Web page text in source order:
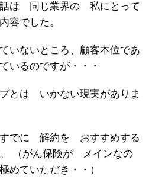
は 同じ業界の 私にとって
容でした。
いないところ、顧客本位であ
いるのですが・・・
とは いかない現実がありま
でに 解約を おすすめする
（がん保険が メインなの
ていただき・・）